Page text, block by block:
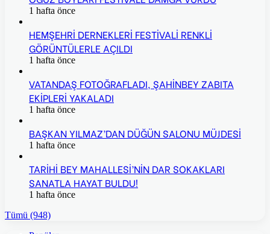
1 hafta önce
HEMŞEHRİ DERNEKLERİ FESTİVALİ RENKLİ
GÖRÜNTÜLERLE AÇILDI
1 hafta önce
VATANDAŞ FOTOĞRAFLADI, ŞAHİNBEY ZABITA
EKİPLERİ YAKALADI
1 hafta önce
BAŞKAN YILMAZ’DAN DÜĞÜN SALONU MÜJDESİ
1 hafta önce
TARİHİ BEY MAHALLESİ’NİN DAR SOKAKLARI
SANATLA HAYAT BULDU!
1 hafta önce
Tümü (948)